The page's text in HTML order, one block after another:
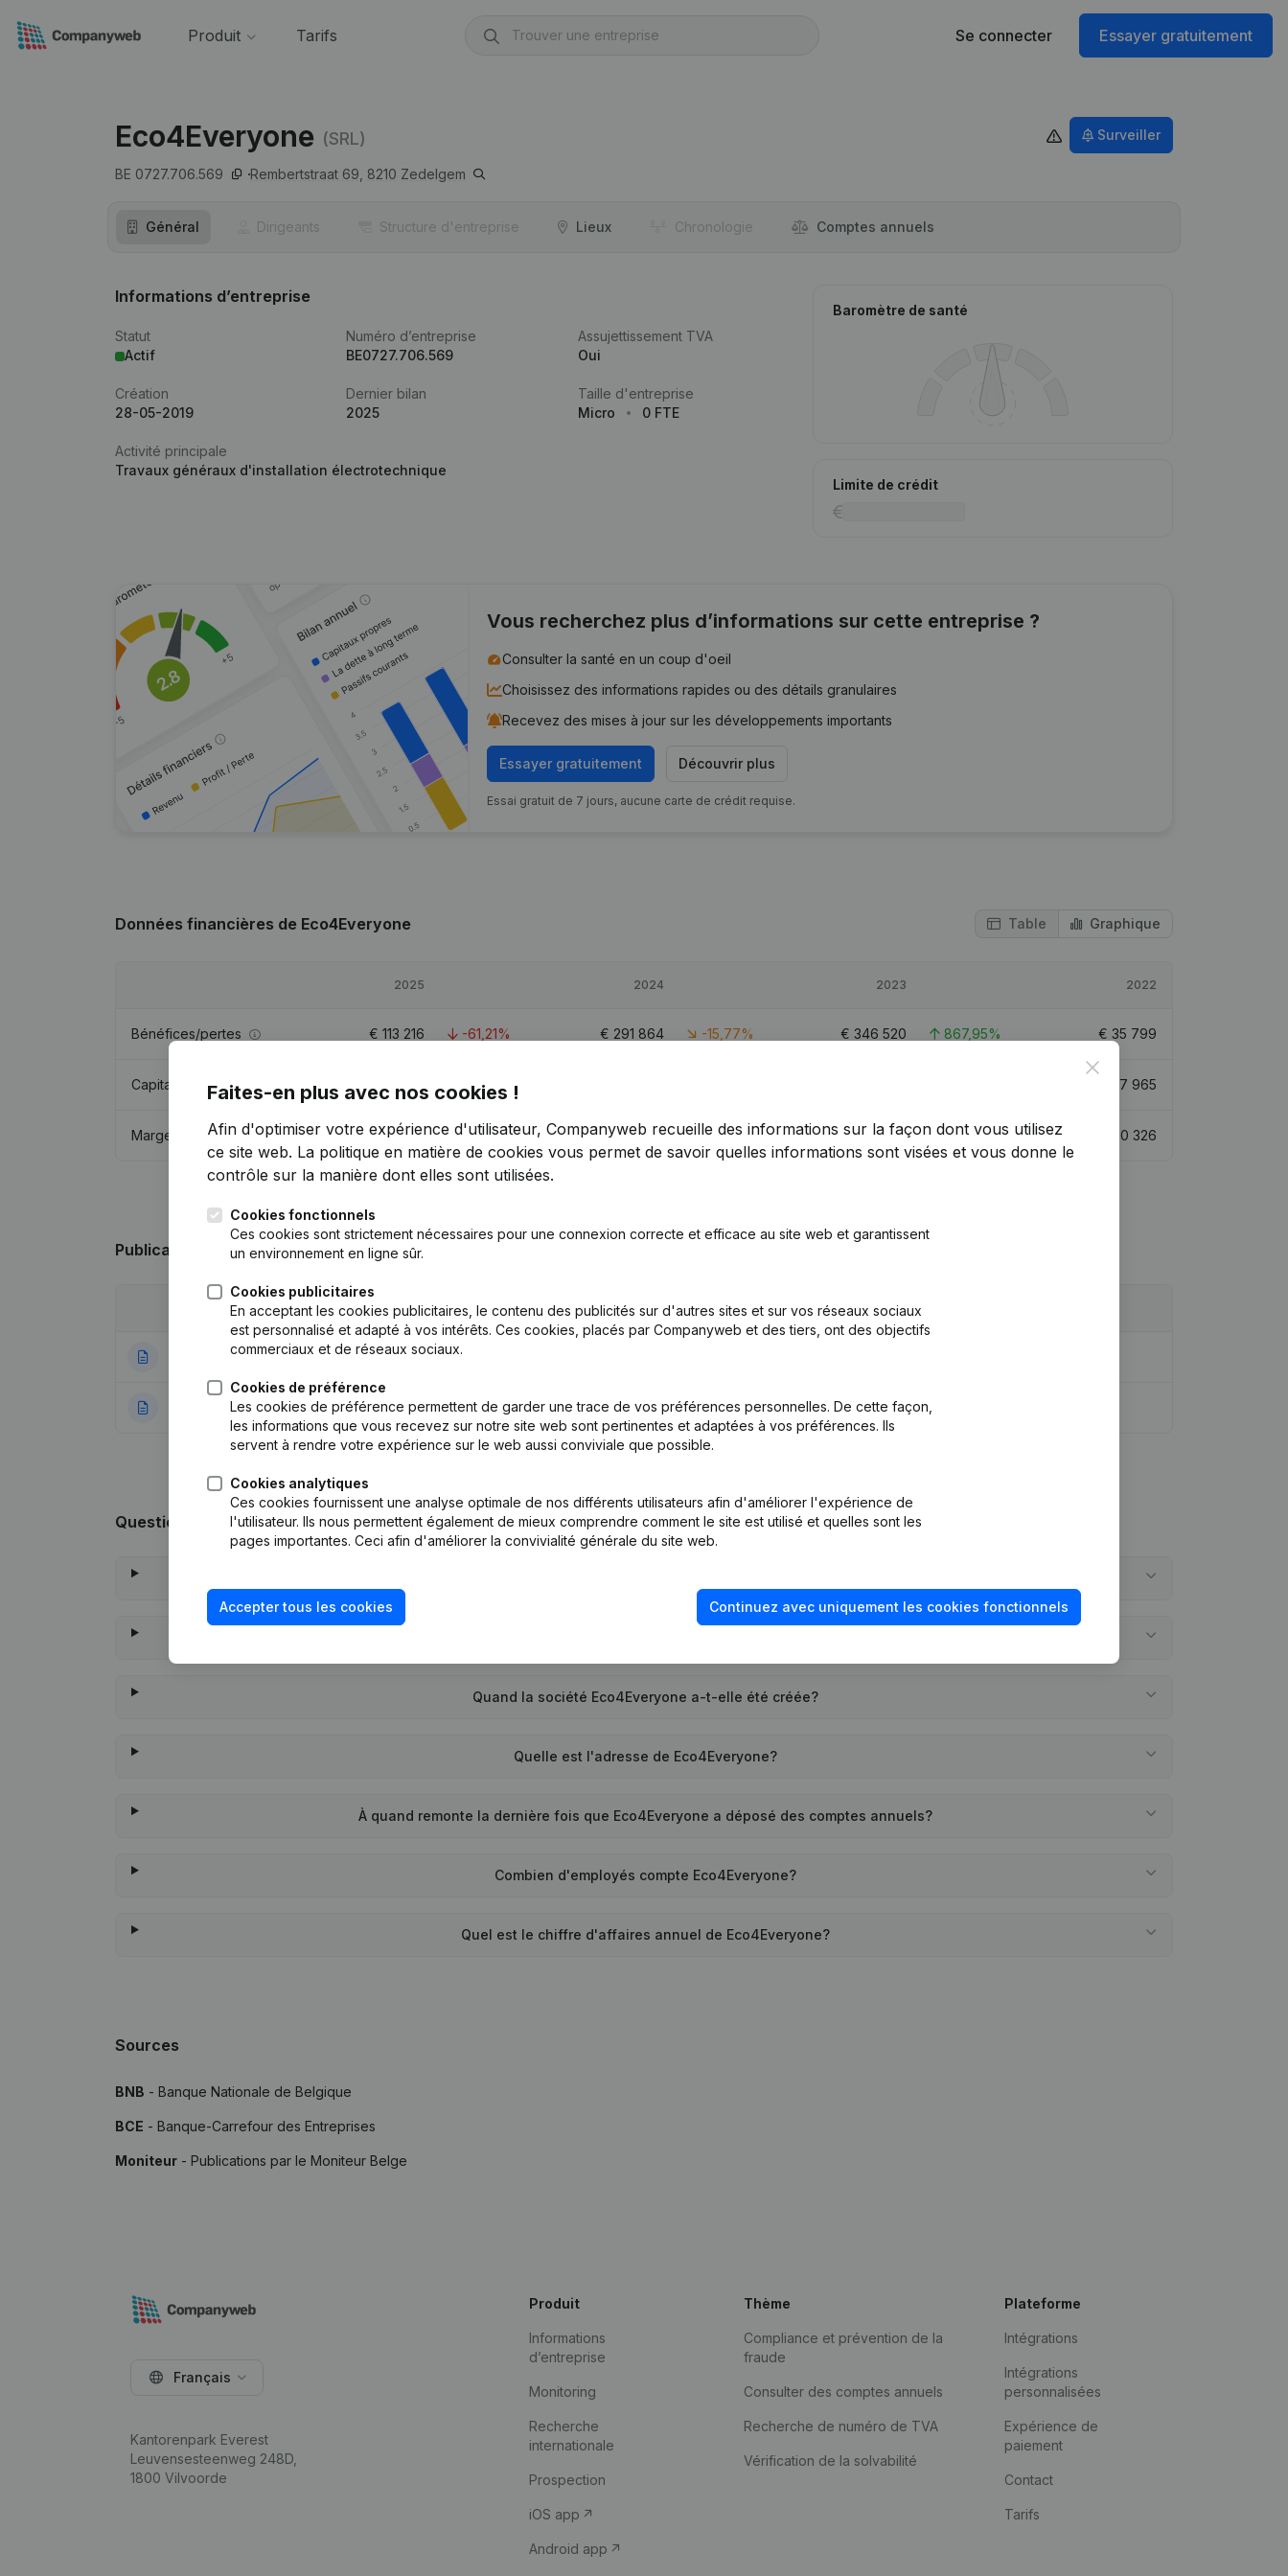
Produit Tarifs Se connecter Essayer gratuitement
Eco4Everyone (SRL)
BE 0727.706.569 Rembertstraat 69, 8210 Zedelgem
Surveiller
Général Dirigeants Structure d'entreprise Lieux Chronologie Comptes annuels
Informations d’entreprise
Statut
Actif
Numéro d’entreprise
BE0727.706.569
Assujettissement TVA
Oui
Création
28-05-2019
Dernier bilan
2025
Taille d'entreprise
Micro
0 FTE
Activité principale
Travaux généraux d'installation électrotechnique
Baromètre de santé
Limite de crédit
Vous recherchez plus d’informations sur cette entreprise ?
Consulter la santé en un coup d'oeil
Choisissez des informations rapides ou des détails granulaires
Recevez des mises à jour sur les développements importants
Essayer gratuitement Découvrir plus
Essai gratuit de 7 jours, aucune carte de crédit requise.
Données financières de Eco4Everyone Table Graphique
2025 2024 2023 2022
Bénéfices/pertes € 113 216 -61,21% € 291 864 -15,77% € 346 520 867,95% € 35 799
Capitaux propres 0% 237 965
Marge brute €154 168 -57,65% €363 996 -25,14% €486 256 706,04% 60 326
Publications de Eco4Everyone
Publication
12-01-2021 Statuts (Traduction, Coordination, Autres Modifications, …) - Assemblée générale - Année comptable
05-06-2019 Rubrique Constitution (Nouvelle Personne Morale, Ouverture Succursale, etc...)(NL)
Questions fréquemment posées
Quand la société Eco4Everyone a-t-elle été créée?
Quelle est l'adresse de Eco4Everyone?
À quand remonte la dernière fois que Eco4Everyone a déposé des comptes annuels?
Combien d'employés compte Eco4Everyone?
Quel est le chiffre d'affaires annuel de Eco4Everyone?
Sources
BNB - Banque Nationale de Belgique
BCE - Banque-Carrefour des Entreprises
Moniteur - Publications par le Moniteur Belge
Close
Faites-en plus avec nos cookies !
Afin d'optimiser votre expérience d'utilisateur, Companyweb recueille des informations sur la façon dont vous utilisez
ce site web. La politique en matière de cookies vous permet de savoir quelles informations sont visées et vous donne le
contrôle sur la manière dont elles sont utilisées.
Cookies fonctionnels
Ces cookies sont strictement nécessaires pour une connexion correcte et efficace au site web et garantissent
un environnement en ligne sûr.
Cookies publicitaires
En acceptant les cookies publicitaires, le contenu des publicités sur d'autres sites et sur vos réseaux sociaux
est personnalisé et adapté à vos intérêts. Ces cookies, placés par Companyweb et des tiers, ont des objectifs
commerciaux et de réseaux sociaux.
Cookies de préférence
Les cookies de préférence permettent de garder une trace de vos préférences personnelles. De cette façon,
les informations que vous recevez sur notre site web sont pertinentes et adaptées à vos préférences. Ils
servent à rendre votre expérience sur le web aussi conviviale que possible.
Cookies analytiques
Ces cookies fournissent une analyse optimale de nos différents utilisateurs afin d'améliorer l'expérience de
l'utilisateur. Ils nous permettent également de mieux comprendre comment le site est utilisé et quelles sont les
pages importantes. Ceci afin d'améliorer la convivialité générale du site web.
Accepter tous les cookies Continuez avec uniquement les cookies fonctionnels
Français
Kantorenpark Everest
Leuvensesteenweg 248D,
1800 Vilvoorde
Produit
Informations
d’entreprise
Monitoring
Recherche
internationale
Prospection
iOS app
Android app
Thème
Compliance et prévention de la
fraude
Consulter des comptes annuels
Recherche de numéro de TVA
Vérification de la solvabilité
Plateforme
Intégrations
Intégrations
personnalisées
Expérience de
paiement
Contact
Tarifs